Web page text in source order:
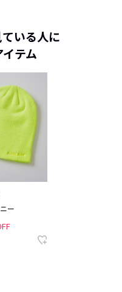
いる人に
テム
ー